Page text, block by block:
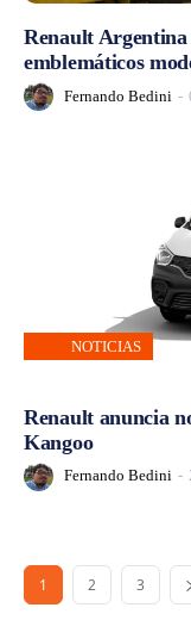
Renault
emblemáticos
Fernando Bedini -
NOTICIAS
Renault anuncia
Kangoo
Fernando Bedini -
1 2 3